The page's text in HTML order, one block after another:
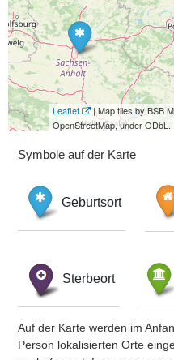
Leaflet
| Map tiles by BSB
OpenStreetMap, under ODbL.
Symbole auf der Karte
Geburtsort
Sterbeort
Auf der Karte werden im
Person lokalisierten Orte